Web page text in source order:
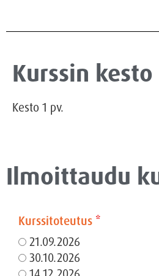
Kurssin kesto
Kesto 1 pv.
Ilmoittaudu
Kurssitoteutus *
21.09.2026
30.10.2026